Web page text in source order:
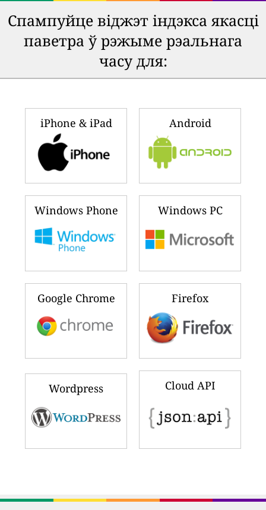
Спампуйце віджэт індэкса якасці
паветра ў рэжыме рэальнага
часу для:
iPhone & iPad Android
Windows Phone Windows PC
Google Chrome Firefox
Wordpress Cloud API